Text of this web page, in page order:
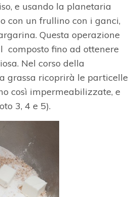
e usando la planetaria
con un frullino con i ganci,
Questa operazione
composto fino ad ottenere
Nel corso della
grassa ricoprirà le particelle
così impermeabilizzate, e
3, 4 e 5).